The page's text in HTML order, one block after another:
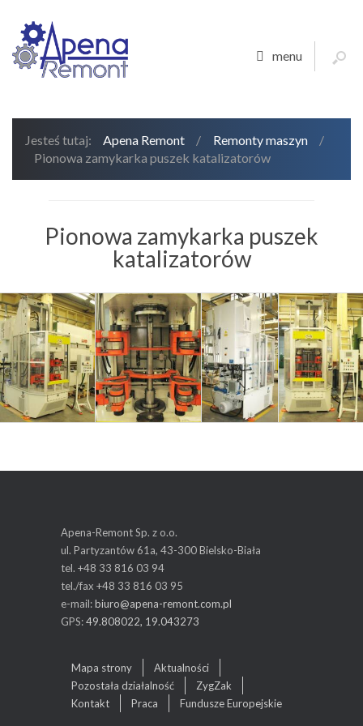
menu
Jesteś tutaj: Apena Remont / Remonty maszyn
/
Pionowa zamykarka puszek katalizatorów
Pionowa zamykarka puszek
katalizatorów
Apena-Remont Sp. z o.o.
ul. Partyzantów 61a, 43-300 Bielsko-Biała
tel. +48 33 816 03 94
tel./fax +48 33 816 03 95
e-mail:biuro@apena-remont.com.pl
GPS:49.808022, 19.043273
Mapa strony
Aktualności
Pozostała działalność
ZygZak
Kontakt
Praca Fundusze Europejskie